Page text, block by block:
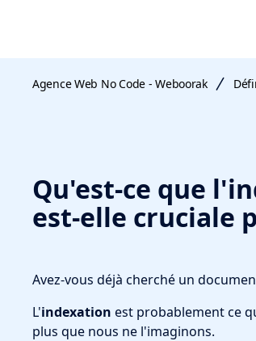
Agence Web No Code - Weboorak
Qu'est-ce que
est-elle cruciale
Avez-vous déjà cherché un
L'indexation est probablement ce
plus que nous ne l'imaginons.